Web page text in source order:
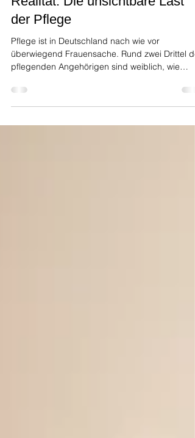
Pflege: Zwischen Anspruch und
Realität. Die unsichtbare Last
der Pflege
Pflege ist in Deutschland nach wie vor
pflegenden Angehörigen sind weiblich, wie
aktuelle Studien bestätigen.